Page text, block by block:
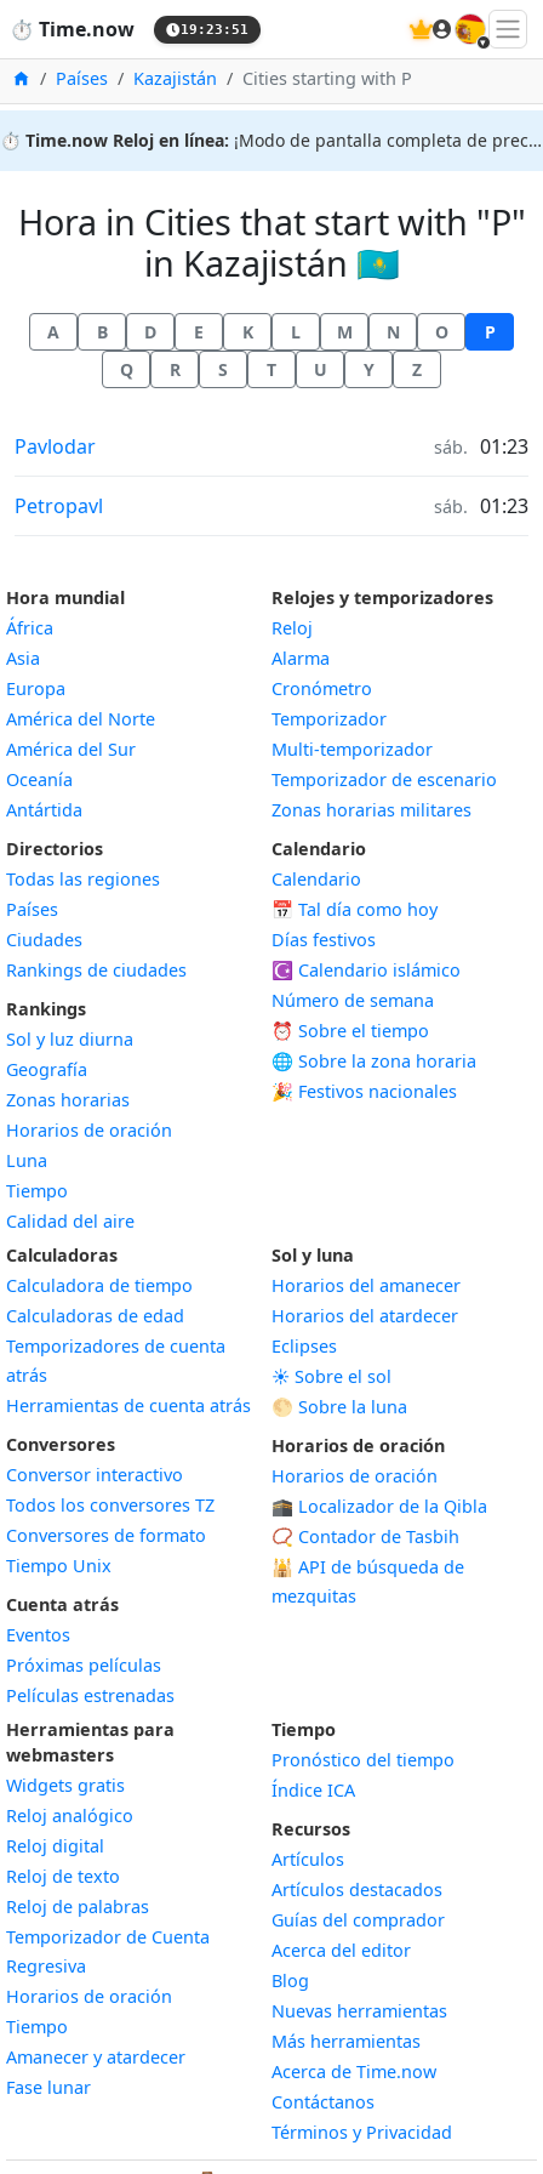
⏱️ Time.now 19:23:51 🇪🇸
InicioPaíses Kazajistán Cities starting with P
⏱️ Time.now Reloj en línea: ¡Modo de pantalla completa de precisión!
Hora in Cities that start with "P"
in Kazajistán 🇰🇿
A B D E K L M N O
P
Q
R S T U Y Z
Hora en
Pavlodar sáb. 01:23
Hora en
Petropavl sáb. 01:23
Hora mundial
África
Asia
Europa
América del Norte
América del Sur
Oceanía
Antártida
Directorios
Todas las regiones
Países
Ciudades
Rankings de ciudades
Rankings
Sol y luz diurna
Geografía
Zonas horarias
Horarios de oración
Luna
Tiempo
Calidad del aire
Relojes y temporizadores
Reloj
Alarma
Cronómetro
Temporizador
Multi-temporizador
Temporizador de escenario
Zonas horarias militares
Calendario
Calendario
📅 Tal día como hoy
Días festivos
☪️ Calendario islámico
Número de semana
⏰ Sobre el tiempo
🌐 Sobre la zona horaria
🎉 Festivos nacionales
Calculadoras
Calculadora de tiempo
Calculadoras de edad
Temporizadores de cuenta
atrás
Herramientas de cuenta atrás
Conversores
Conversor interactivo
Todos los conversores TZ
Conversores de formato
Tiempo Unix
Cuenta atrás
Eventos
Próximas películas
Películas estrenadas
Sol y luna
Horarios del amanecer
Horarios del atardecer
Eclipses
☀️ Sobre el sol
🌕 Sobre la luna
Horarios de oración
Horarios de oración
🕋 Localizador de la Qibla
📿 Contador de Tasbih
🕌 API de búsqueda de
mezquitas
Herramientas para
webmasters
Widgets gratis
Reloj analógico
Reloj digital
Reloj de texto
Reloj de palabras
Temporizador de Cuenta
Regresiva
Horarios de oración
Tiempo
Amanecer y atardecerWidget
Fase lunarWidget
Tiempo
Pronóstico del tiempo
Índice ICA
Recursos
Artículos
Artículos destacados
Guías del comprador
Acerca del editor
Blog
Nuevas herramientas
Más herramientas
Acerca de Time.now
Contáctanos
Términos y Privacidad